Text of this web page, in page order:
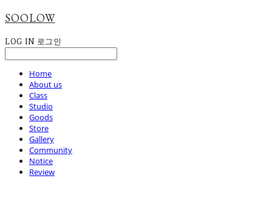
SOOLOW
LOG IN 로그인
Home
About us
Class
Studio
Goods
Store
Gallery
Community
Notice
Review